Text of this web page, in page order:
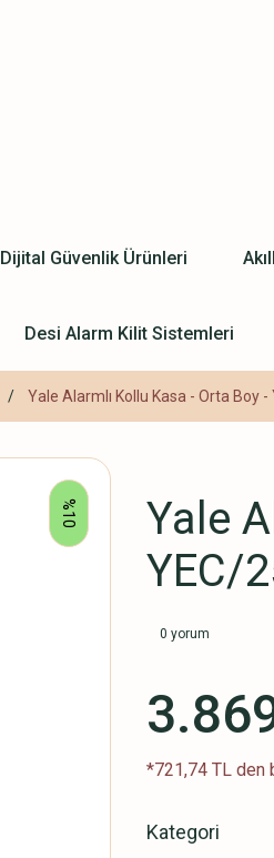
Dijital Güvenlik Ürünleri
Desi Alarm Kilit Sistemleri
Yale Alarmlı Kollu Kasa - Orta Boy
%10
Yale
YEC/
0 yorum
*721,74 TL den
Kategori